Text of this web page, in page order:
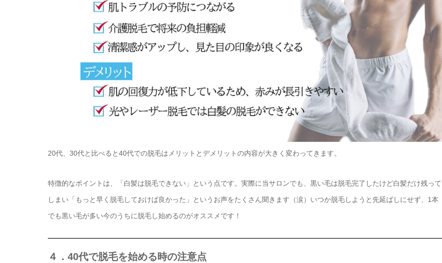
20代、30代と比べると40代での脱毛はメリットとデメリットの内容が大きく変わってきます。
特徴的なポイントは、「白髪は脱毛できない」という点です。実際に当サロンでも、黒い毛は脱毛完了したけど白髪だけ残って
しまい「もっと早く脱毛しておけば良かった」というお声をたくさん聞きます（涙）いつか脱毛しようと先延ばしにせず、1本
でも黒い毛が多い今のうちに脱毛し始めるのがオススメです！
４．40代で脱毛を始める時の注意点